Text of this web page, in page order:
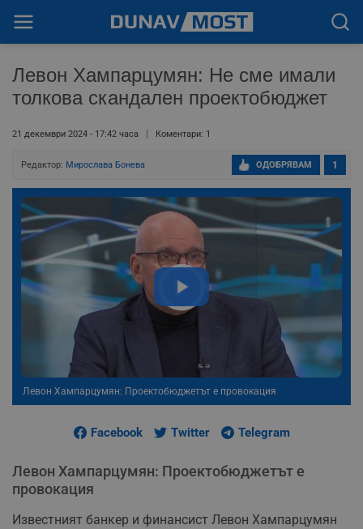
Левон Хампарцумян: Не сме имали
толкова скандален проектобюджет
21 декември 2024 - 17:42 часа Коментари: 1
Редактор: Мирослава Бонева 1
ОДОБРЯВАМ
Левон Хампарцумян: Проектобюджетът е провокация
Facebook Twitter Telegram
Левон Хампарцумян: Проектобюджетът е
провокация
Известният банкер и финансист Левон Хампарцумян